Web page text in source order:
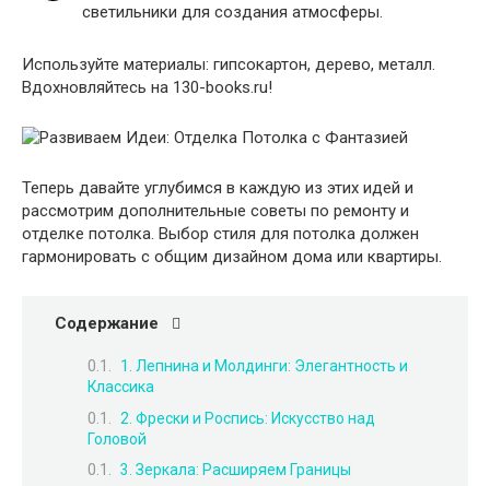
светильники для создания атмосферы.
Используйте материалы: гипсокартон, дерево, металл.
Вдохновляйтесь на 130-books.ru!
Теперь давайте углубимся в каждую из этих идей и
рассмотрим дополнительные советы по ремонту и
отделке потолка. Выбор стиля для потолка должен
гармонировать с общим дизайном дома или квартиры.
Содержание
1. Лепнина и Молдинги: Элегантность и
Классика
2. Фрески и Роспись: Искусство над
Головой
3. Зеркала: Расширяем Границы